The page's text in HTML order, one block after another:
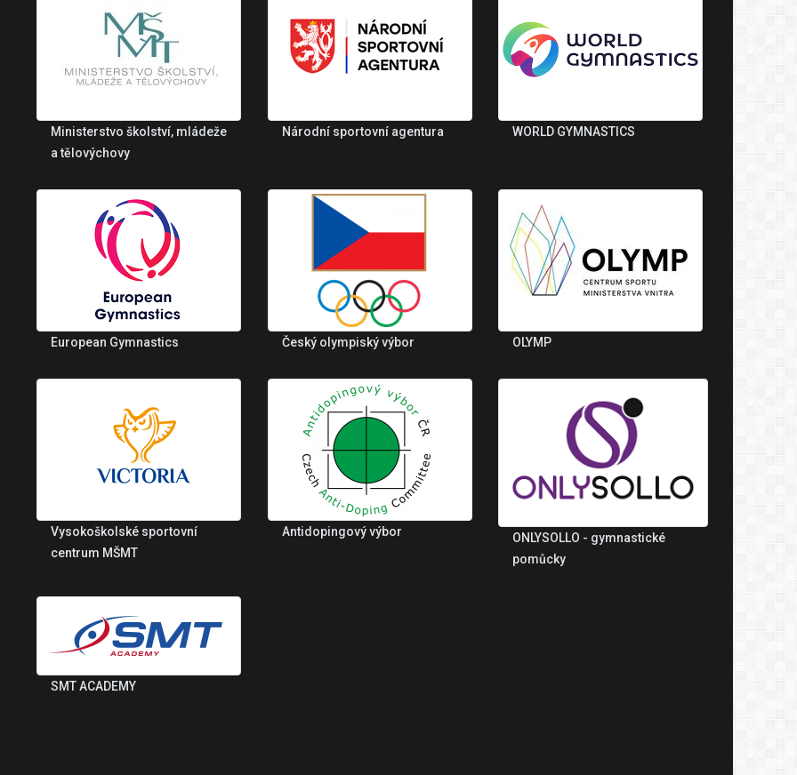
Ministerstvo školství, mládeže
a tělovýchovy
Národní sportovní agentura WORLD GYMNASTICS
European Gymnastics Český olympiský výbor OLYMP
Vysokoškolské sportovní
centrum MŠMT
Antidopingový výbor
ONLYSOLLO - gymnastické
pomůcky
SMT ACADEMY